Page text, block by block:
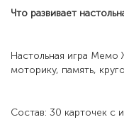
Что развивает
Настольная игра Мемо
моторику, память,
Состав: 30 карточек с